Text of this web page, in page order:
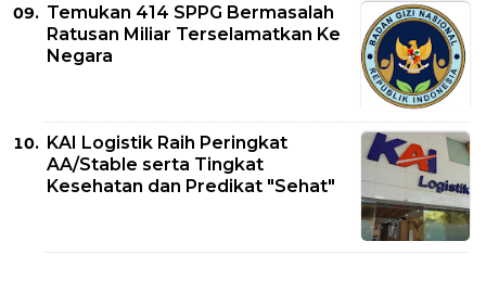
Temukan 414 SPPG Bermasalah
Ratusan Miliar Terselamatkan Ke
Negara
KAI Logistik Raih Peringkat
AA/Stable serta Tingkat
Kesehatan dan Predikat "Sehat"